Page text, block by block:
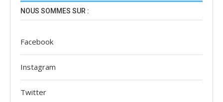
NOUS SOMMES SUR :
Facebook
Instagram
Twitter